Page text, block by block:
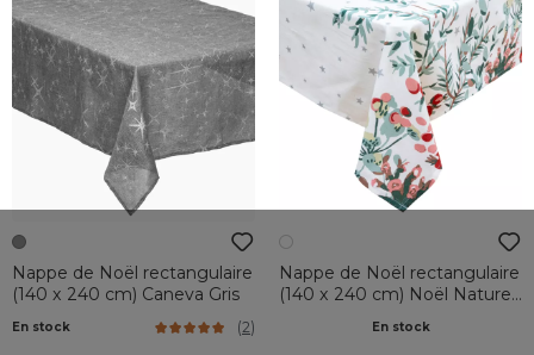
Nappe de Noël rectangulaire
(140 x 240 cm) Caneva Gris
En stock (2)
Nappe de Noël rectangulaire
(140 x 240 cm) Noël Nature
En stock